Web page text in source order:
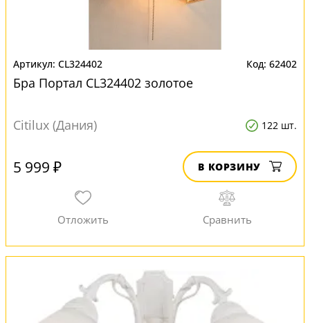
CL324402 62402
Бра Портал CL324402 золотое
Citilux (Дания) 122 шт.
5 999 ₽ В КОРЗИНУ